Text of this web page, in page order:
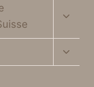
menu
menu